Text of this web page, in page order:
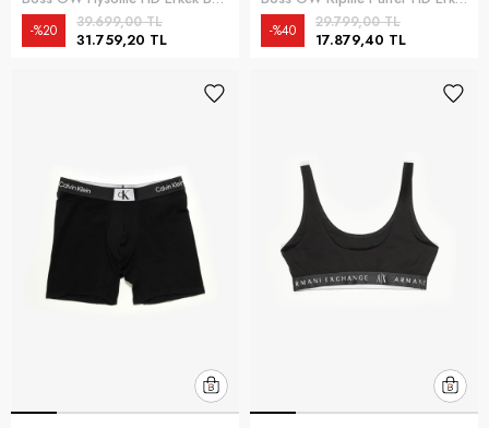
31.759,20 TL
39.699,00 TL
%20
17.879,40 TL
29.799,00 TL
%40